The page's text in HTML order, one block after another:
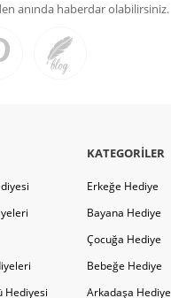
anında haberdar olabilirsiniz.
Hediyesi
KATEGORILER
Erkeğe Hediye
Bayana Hediye
Çocuğa Hediye
Bebeğe Hediye
Arkadaşa Hediye